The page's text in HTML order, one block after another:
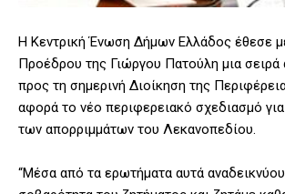
Η Κεντρική Ένωση Δήμων Ελλάδος έθεσε
Προέδρου της Γιώργου Πατούλη μια
προς τη σημερινή Διοίκηση της
αφορά το νέο περιφερειακό σχεδιασμό για
των απορριμμάτων του Λεκανοπεδίου.
“Μέσα από τα ερωτήματα αυτά